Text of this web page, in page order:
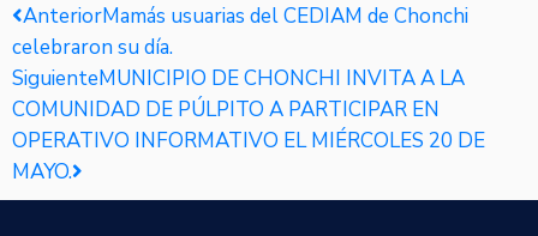
AnteriorMamás usuarias del CEDIAM de Chonchi
celebraron su día.
SiguienteMUNICIPIO DE CHONCHI INVITA A LA
COMUNIDAD DE PÚLPITO A PARTICIPAR EN
OPERATIVO INFORMATIVO EL MIÉRCOLES 20 DE
MAYO.